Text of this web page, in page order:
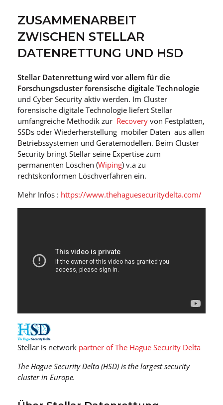
ZUSAMMENARBEIT
ZWISCHEN STELLAR
DATENRETTUNG UND HSD
Stellar Datenrettung wird vor allem für die
Forschungscluster forensische digitale Technologie
und Cyber Security aktiv werden. Im Cluster
forensische digitale Technologie liefert Stellar
umfangreiche Methodik zur Recovery von Festplatten,
SSDs oder Wiederherstellung mobiler Daten aus allen
Betriebssystemen und Gerätemodellen. Beim Cluster
Security bringt Stellar seine Expertise zum
permanenten Löschen (Wiping) v.a zu
rechtskonformen Löschverfahren ein.
Mehr Infos : https://www.thehaguesecuritydelta.com/
Stellar is network partner of The Hague Security Delta
The Hague Security Delta (HSD) is the largest security
cluster in Europe.